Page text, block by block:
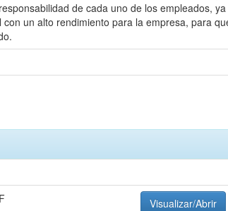
de cada uno de los empleados,
un alto rendimiento para la empresa, para
Visualizar/Abrir